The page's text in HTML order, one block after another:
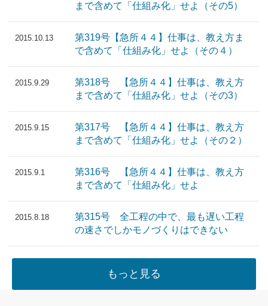
まで含めて「仕組み化」せよ（その5）
2015.10.13
第319号【急所４４】仕事は、教え方ま
で含めて「仕組み化」せよ（その４）
2015.9.29
第318号 【急所４４】仕事は、教え方
まで含めて「仕組み化」せよ（その3）
2015.9.15
第317号 【急所４４】仕事は、教え方
まで含めて「仕組み化」せよ（その２）
2015.9.1
第316号 【急所４４】仕事は、教え方
まで含めて「仕組み化」せよ
2015.8.18
第315号 全工程の中で、最も遅い工程
の速さでしかモノづくりはできない
もっと見る